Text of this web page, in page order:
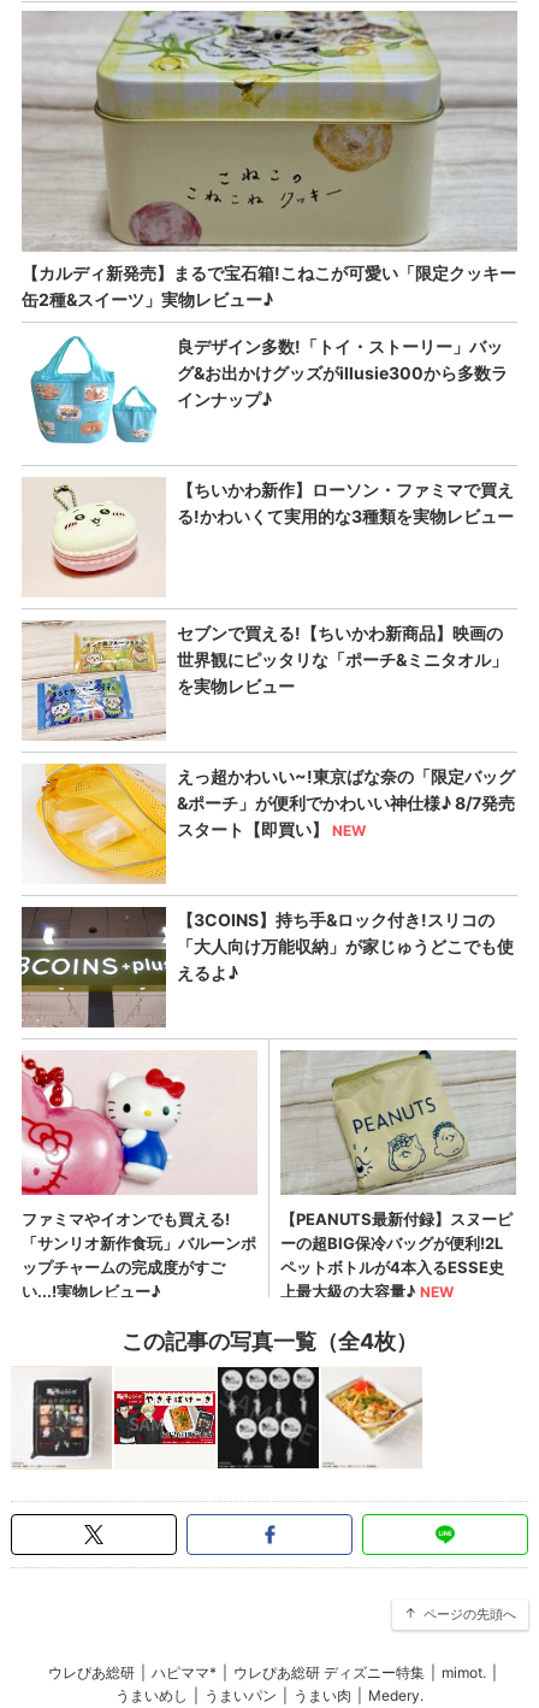
この記事の写真一覧（全4枚）
ページの先頭へ
ウレぴあ総研 ハピママ* ウレぴあ総研 ディズニー特集 mimot.
うまいめし
うまいパン うまい肉 Medery.